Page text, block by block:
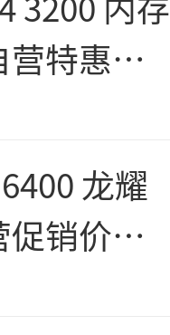
特惠到
龙耀
促销价